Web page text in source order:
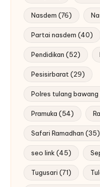
Nasdem (76)
Partai nasdem (40)
Pendidikan (52)
Pesisirbarat (29)
Polres tulang bawang
Pramuka (54)
Safari Ramadhan (35)
seo link (45)
Tugusari (71)